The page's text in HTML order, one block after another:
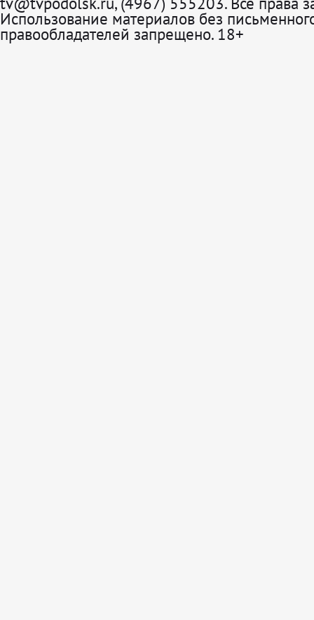
Использование материалов без
правообладателей запрещено. 18+